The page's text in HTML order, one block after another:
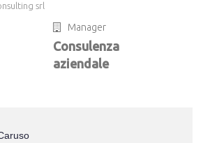
srl
Manager
Consulenza
aziendale